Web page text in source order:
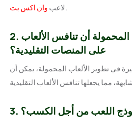
لاعب وان اكس بت .
2. هل يمكن للألعاب المحمولة أن تنافس الألعاب
على المنصات التقليدية؟
في تطوير الألعاب المحمولة، يمكن أن
اللعب من أجل الكسب؟